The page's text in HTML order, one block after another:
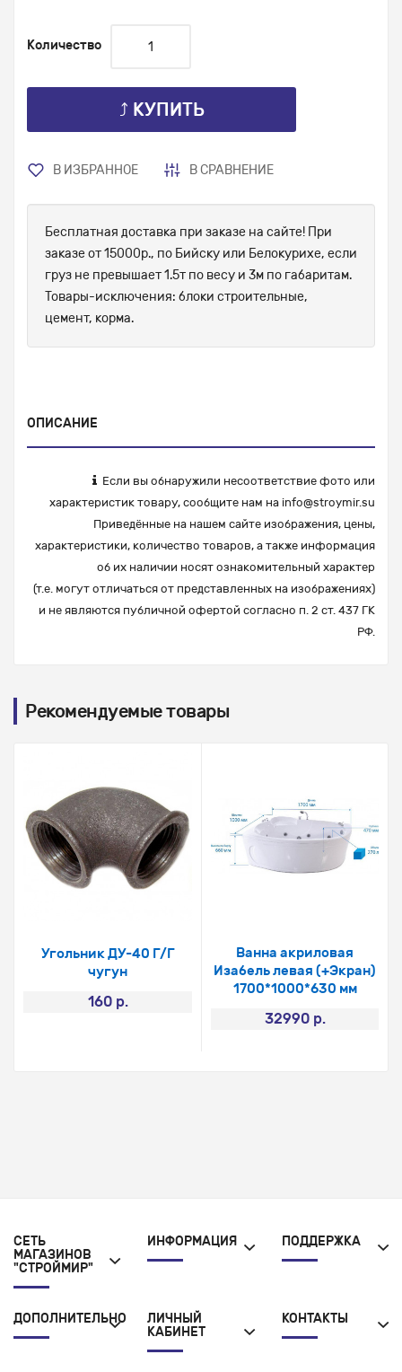
Количество
⤴ КУПИТЬ
В ИЗБРАННОЕ В СРАВНЕНИЕ
Бесплатная доставка при заказе на сайте! При
заказе от 15000р., по Бийску или Белокурихе, если
груз не превышает 1.5т по весу и 3м по габаритам.
Товары-исключения: блоки строительные,
цемент, корма.
ОПИСАНИЕ
Если вы обнаружили несоответствие фото или
характеристик товару, сообщите нам на info@stroymir.su
Приведённые на нашем сайте изображения, цены,
характеристики, количество товаров, а также информация
об их наличии носят ознакомительный характер
(т.е. могут отличаться от представленных на изображениях)
и не являются публичной офертой согласно п. 2 ст. 437 ГК
РФ.
Рекомендуемые товары
Угольник ДУ-40 Г/Г
чугун
160 р.
Ванна акриловая
Изабель левая (+Экран)
1700*1000*630 мм
32990 р.
СЕТЬ
МАГАЗИНОВ
"СТРОЙМИР"
ИНФОРМАЦИЯ ПОДДЕРЖКА
ДОПОЛНИТЕЛЬНО
ЛИЧНЫЙ
КАБИНЕТ
КОНТАКТЫ